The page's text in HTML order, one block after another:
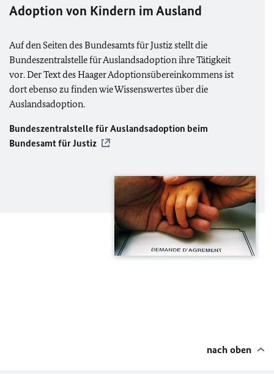
Adoption von Kindern im Ausland
Auf den Seiten des Bundesamts für Justiz stellt die
Bundeszentralstelle für Auslandsadoption ihre Tätigkeit
vor. Der Text des Haager Adoptionsübereinkommens ist
dort ebenso zu finden wie Wissenswertes über die
Auslandsadoption.
Bundeszentralstelle für Auslandsadoption beim
Bundesamt für Justiz
nach oben